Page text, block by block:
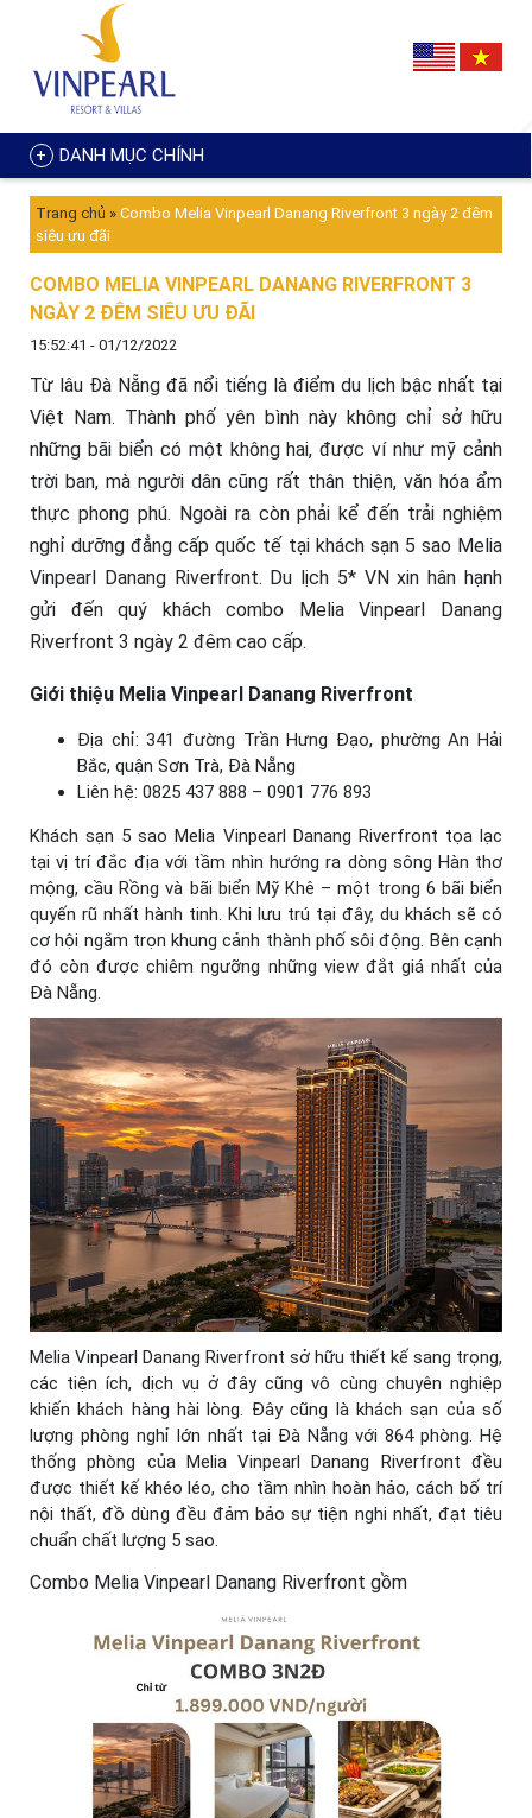
DANH MỤC CHÍNH
Trang chủ » Combo Melia Vinpearl Danang Riverfront 3 ngày 2 đêm
siêu ưu đãi
COMBO MELIA VINPEARL DANANG RIVERFRONT 3
NGÀY 2 ĐÊM SIÊU ƯU ĐÃI
15:52:41 - 01/12/2022
Từ lâu Đà Nẵng đã nổi tiếng là điểm du lịch bậc nhất tại
Việt Nam. Thành phố yên bình này không chỉ sở hữu
những bãi biển có một không hai, được ví như mỹ cảnh
trời ban, mà người dân cũng rất thân thiện, văn hóa ẩm
thực phong phú. Ngoài ra còn phải kể đến trải nghiệm
nghỉ dưỡng đẳng cấp quốc tế tại khách sạn 5 sao Melia
Vinpearl Danang Riverfront. Du lịch 5* VN xin hân hạnh
gửi đến quý khách combo Melia Vinpearl Danang
Riverfront 3 ngày 2 đêm cao cấp.
Giới thiệu Melia Vinpearl Danang Riverfront
Địa chỉ: 341 đường Trần Hưng Đạo, phường An Hải
Bắc, quận Sơn Trà, Đà Nẵng
Liên hệ: 0825 437 888 – 0901 776 893
Khách sạn 5 sao Melia Vinpearl Danang Riverfront tọa lạc
tại vị trí đắc địa với tầm nhìn hướng ra dòng sông Hàn thơ
mộng, cầu Rồng và bãi biển Mỹ Khê – một trong 6 bãi biển
quyến rũ nhất hành tinh. Khi lưu trú tại đây, du khách sẽ có
cơ hội ngắm trọn khung cảnh thành phố sôi động. Bên cạnh
đó còn được chiêm ngưỡng những view đắt giá nhất của
Đà Nẵng.
Melia Vinpearl Danang Riverfront sở hữu thiết kế sang trọng,
các tiện ích, dịch vụ ở đây cũng vô cùng chuyên nghiệp
khiến khách hàng hài lòng. Đây cũng là khách sạn của số
lượng phòng nghỉ lớn nhất tại Đà Nẵng với 864 phòng. Hệ
thống phòng của Melia Vinpearl Danang Riverfront đều
được thiết kế khéo léo, cho tầm nhìn hoàn hảo, cách bố trí
nội thất, đồ dùng đều đảm bảo sự tiện nghi nhất, đạt tiêu
chuẩn chất lượng 5 sao.
Combo Melia Vinpearl Danang Riverfront gồm